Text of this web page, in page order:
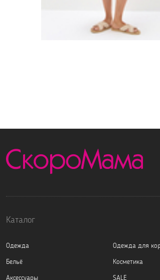
Каталог
Одежда
Одежда для
Бельё
Косметика
Аксессуары
SALE